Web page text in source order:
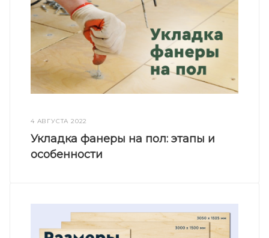
4 АВГУСТА 2022
Укладка фанеры на пол: этапы и
особенности